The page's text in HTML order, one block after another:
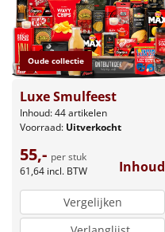
Oude collectie
Luxe Smulfeest
Inhoud: 44 artikelen
Voorraad: Uitverkocht
55,- per stuk
61,64 incl. BTW Inhoud
Vergelijken